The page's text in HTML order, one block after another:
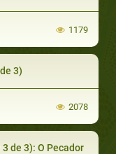
1179
3)
2078
de 3): O Pecador